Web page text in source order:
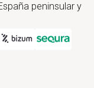
peninsular y